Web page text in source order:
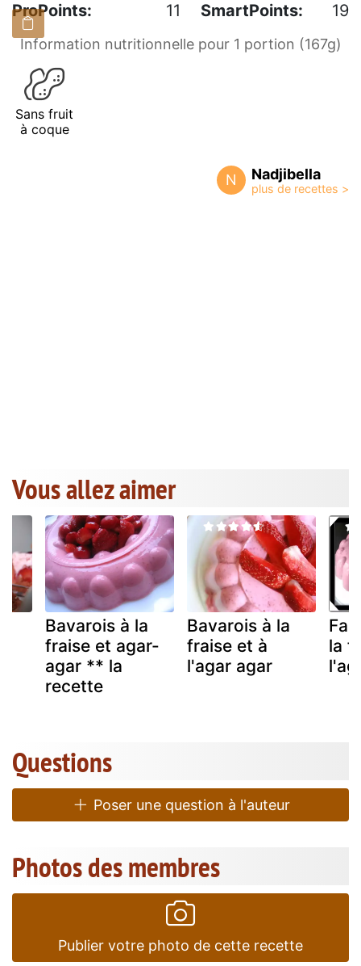
ProPoints:
11 SmartPoints: 19
Information nutritionnelle pour 1 portion (167g)
Sans fruit
à coque
N Nadjibella
Vous allez aimer
Bavarois à la
fraise et agar-
agar ** la
recette
Bavarois à la
fraise et à
l'agar agar
la
Questions
Poser une question à l'auteur
Photos des membres
Publier votre photo de cette recette